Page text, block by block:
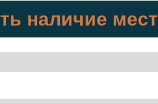
наличие мест